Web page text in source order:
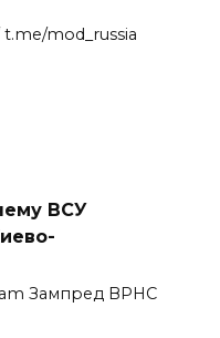
mod_russia
ВСУ
Зампред ВРНС